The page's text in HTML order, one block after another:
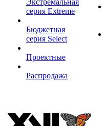
Экстремальная
серия Extreme
Бюджетная
серия Select
Проектные
Распродажа